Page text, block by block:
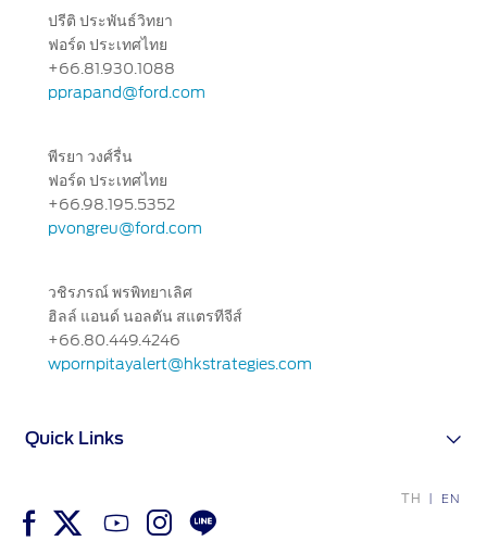
ปรีติ ประพันธ์วิทยา
ฟอร์ด ประเทศไทย
+66.81.930.1088
pprapand@ford.com
พีรยา วงศ์รื่น
ฟอร์ด ประเทศไทย
+66.98.195.5352
pvongreu@ford.com
วชิรภรณ์ พรพิทยาเลิศ
ฮิลล์ แอนด์ นอลตัน สแตรทีจีส์
+66.80.449.4246
wpornpitayalert@hkstrategies.com
TH EN
Quick Links